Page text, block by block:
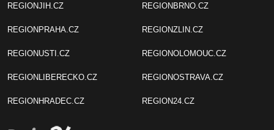
REGIONJIH.CZ
REGIONPRAHA.CZ
REGIONUSTI.CZ
REGIONLIBERECKO.CZ
REGIONHRADEC.CZ
REGIONBRNO.CZ
REGIONZLIN.CZ
REGIONOLOMOUC.CZ
REGIONOSTRAVA.CZ
REGION24.CZ